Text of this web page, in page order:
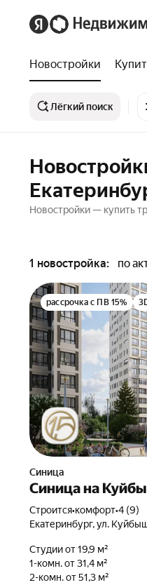
Новостройки
Лёгкий поиск
Новостройки — купить
1 новостройка: по
рассрочка с ПВ 15%
Синица
Синица на
Строится•комфорт•4 (9)
Екатеринбург, ул.
Студии от 19,9 м²
1-комн. от 31,4 м²
2-комн. от 51,3 м²